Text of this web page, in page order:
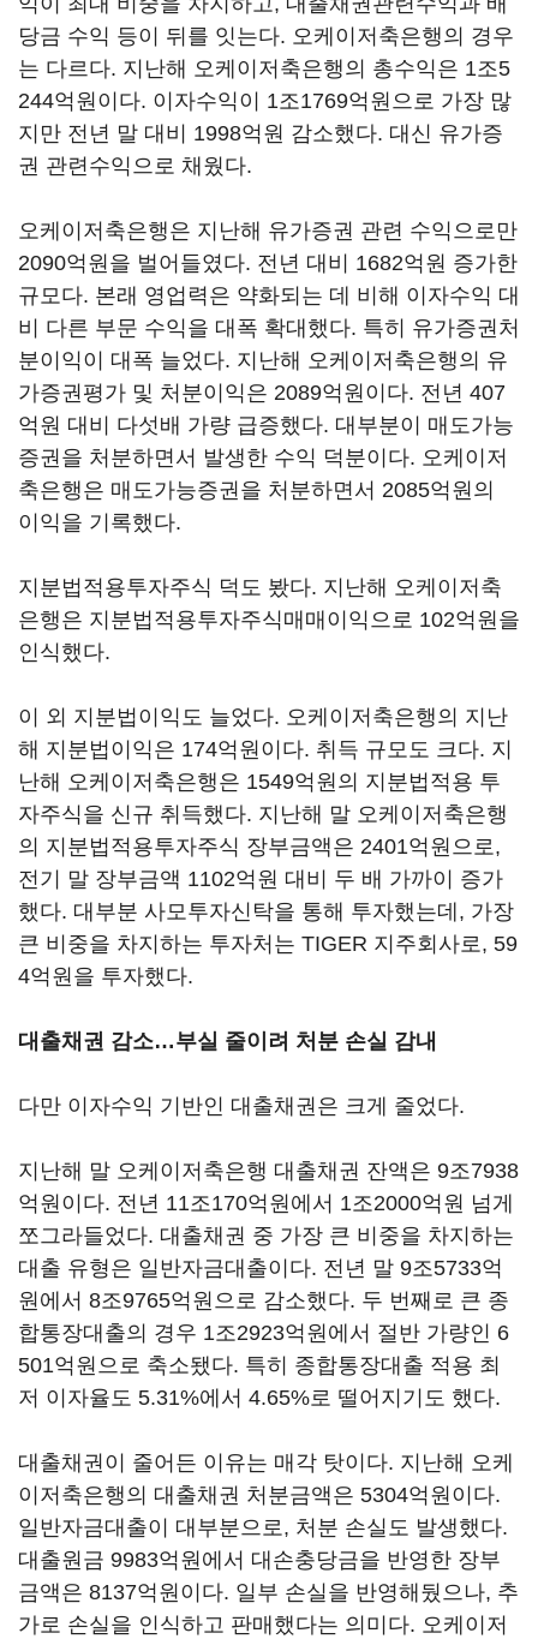
당금 수익 등이 뒤를 잇는다. 오케이저축은행의 경우
는 다르다. 지난해 오케이저축은행의 총수익은 1조5
244억원이다. 이자수익이 1조1769억원으로 가장 많
지만 전년 말 대비 1998억원 감소했다. 대신 유가증
권 관련수익으로 채웠다.
오케이저축은행은 지난해 유가증권 관련 수익으로만
2090억원을 벌어들였다. 전년 대비 1682억원 증가한
규모다. 본래 영업력은 약화되는 데 비해 이자수익 대
비 다른 부문 수익을 대폭 확대했다. 특히 유가증권처
분이익이 대폭 늘었다. 지난해 오케이저축은행의 유
가증권평가 및 처분이익은 2089억원이다. 전년 407
억원 대비 다섯배 가량 급증했다. 대부분이 매도가능
증권을 처분하면서 발생한 수익 덕분이다. 오케이저
축은행은 매도가능증권을 처분하면서 2085억원의
이익을 기록했다.
지분법적용투자주식 덕도 봤다. 지난해 오케이저축
은행은 지분법적용투자주식매매이익으로 102억원을
인식했다.
이 외 지분법이익도 늘었다. 오케이저축은행의 지난
해 지분법이익은 174억원이다. 취득 규모도 크다. 지
난해 오케이저축은행은 1549억원의 지분법적용 투
자주식을 신규 취득했다. 지난해 말 오케이저축은행
의 지분법적용투자주식 장부금액은 2401억원으로,
전기 말 장부금액 1102억원 대비 두 배 가까이 증가
했다. 대부분 사모투자신탁을 통해 투자했는데, 가장
큰 비중을 차지하는 투자처는 TIGER 지주회사로, 59
4억원을 투자했다.
대출채권 감소…부실 줄이려 처분 손실 감내
다만 이자수익 기반인 대출채권은 크게 줄었다.
지난해 말 오케이저축은행 대출채권 잔액은 9조7938
억원이다. 전년 11조170억원에서 1조2000억원 넘게
쪼그라들었다. 대출채권 중 가장 큰 비중을 차지하는
대출 유형은 일반자금대출이다. 전년 말 9조5733억
원에서 8조9765억원으로 감소했다. 두 번째로 큰 종
합통장대출의 경우 1조2923억원에서 절반 가량인 6
501억원으로 축소됐다. 특히 종합통장대출 적용 최
저 이자율도 5.31%에서 4.65%로 떨어지기도 했다.
대출채권이 줄어든 이유는 매각 탓이다. 지난해 오케
이저축은행의 대출채권 처분금액은 5304억원이다.
일반자금대출이 대부분으로, 처분 손실도 발생했다.
대출원금 9983억원에서 대손충당금을 반영한 장부
금액은 8137억원이다. 일부 손실을 반영해뒀으나, 추
가로 손실을 인식하고 판매했다는 의미다. 오케이저